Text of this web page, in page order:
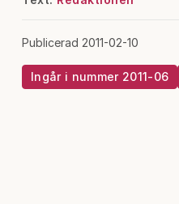
Publicerad 2011-02-10
Ingår i nummer 2011-06